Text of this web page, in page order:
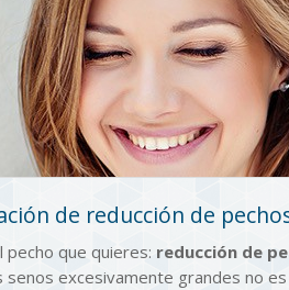
de reducción de
pecho que quieres: reducción de
senos excesivamente grandes no